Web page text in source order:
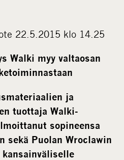
22.5.2015 klo 14.25
Walki myy valtaosan
ja
tuottaja Walki-
sopineensa
sekä Puolan Wroclawin